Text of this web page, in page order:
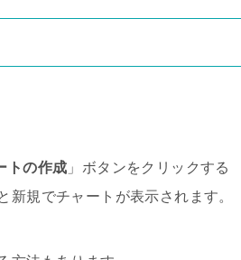
トの作成 」ボタンをクリックする
規でチャートが表示されます。